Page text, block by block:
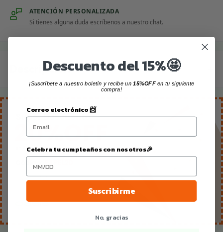
ATENCIÓN PERSONALIZADA
Si tienes alguna duda escríbenos a nuestro chat.
Descripción
Agrega instantáneamente un lustre limpio y natural al
follaje liso. Simplemente rociar, sin necesidad de pasar
un paño.
La planta adoptará una apariencia viva y saludable.
Mantiene el follaje brillante y sin polvo.
Modo de uso: Aplica únicamente a la superficie de los
follajes y plantas, sostener el spray en posición recta
de 38 cm a 45 cm del follaje y presionar de manera
Descuento del 15%🤩
¡Suscríbete a nuestro boletín y recibe un15%OFFen tu siguiente
compra!
Correo electrónico 📨
Celebra tu cumpleaños con nosotros🎉
Suscribirme
No, gracias